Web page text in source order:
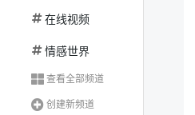
在线视频
情感世界
查看全部频道
创建新频道